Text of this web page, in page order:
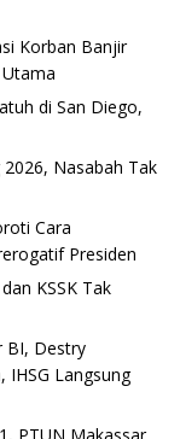
Korban Banjir
di San Diego,
2026, Nasabah Tak
Cara
Presiden
KSSK Tak
BI, Destry
IHSG Langsung